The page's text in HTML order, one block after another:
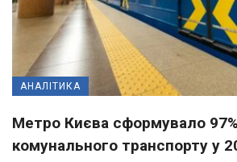
АНАЛІТИКА
Метро Києва сформувало 97%
комунального транспорту у